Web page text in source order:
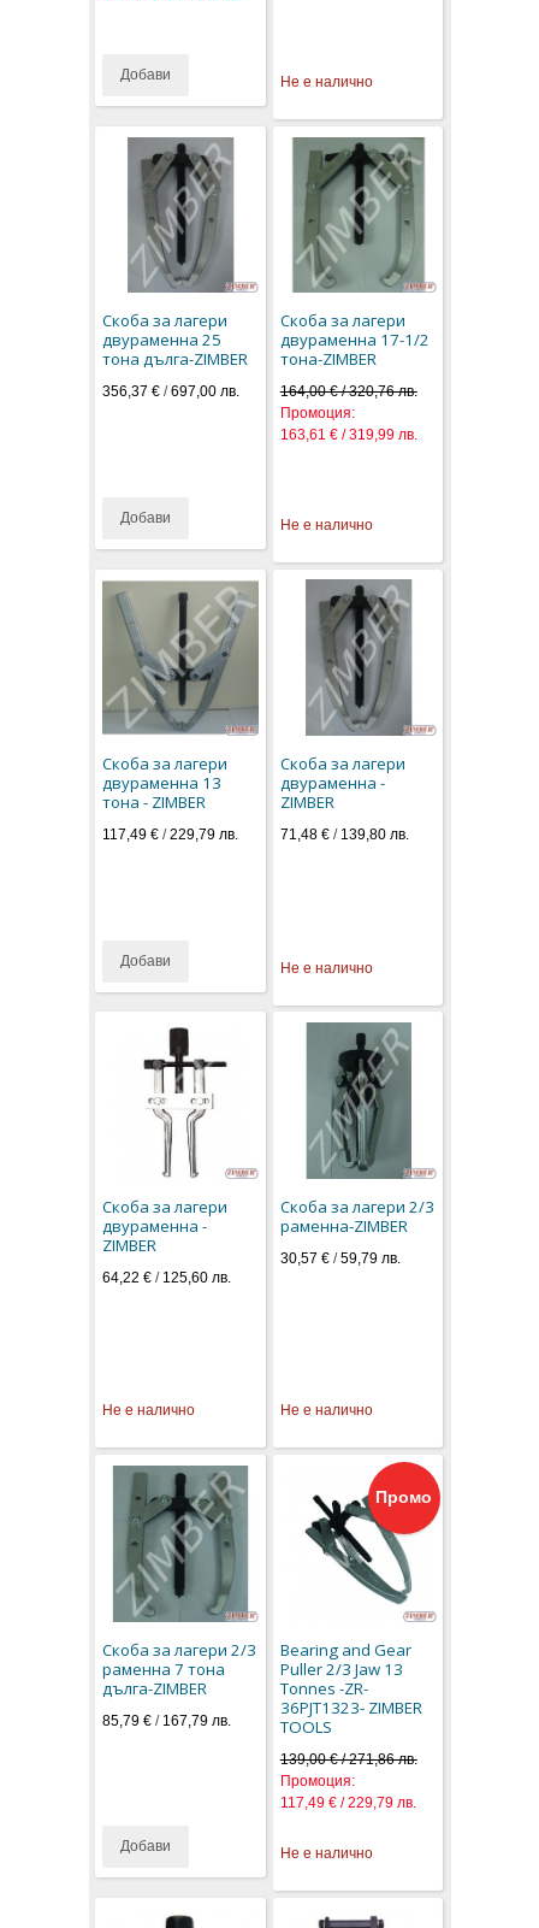
Добави Не е налично
Скоба за лагери
двураменна 25
тона дълга-ZIMBER
356,37 € /697,00 лв.
Добави
Скоба за лагери
двураменна 17-1/2
тона-ZIMBER
164,00 € / 320,76 лв.
Промоция:
163,61 € / 319,99 лв.
Не е налично
Скоба за лагери
двураменна 13
тона - ZIMBER
117,49 € /229,79 лв.
Добави
Скоба за лагери
двураменна -
ZIMBER
71,48 €/ 139,80 лв.
Не е налично
Скоба за лагери
двураменна -
ZIMBER
64,22 € / 125,60 лв.
Не е налично
Скоба за лагери 2/3
раменна-ZIMBER
30,57 €/59,79 лв.
Не е налично
Скоба за лагери 2/3
раменна 7 тона
дълга-ZIMBER
85,79 € / 167,79 лв.
Добави
Промо
Bearing and Gear
Puller 2/3 Jaw 13
Tonnes -ZR-
36PJT1323- ZIMBER
TOOLS
139,00 € / 271,86 лв.
Промоция:
117,49 € / 229,79 лв.
Не е налично